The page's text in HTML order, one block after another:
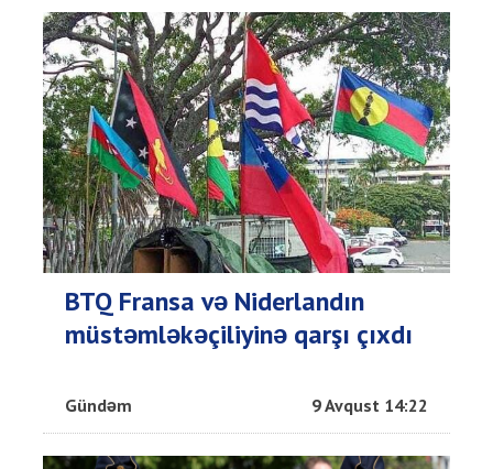
BTQ Fransa və Niderlandın
müstəmləkəçiliyinə qarşı çıxdı
Gündəm 9 Avqust 14:22